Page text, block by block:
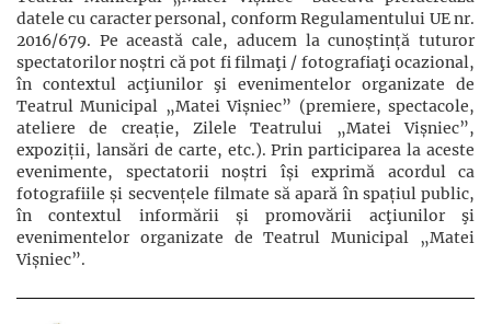
datele cu caracter personal, conform Regulamentului UE nr.
2016/679. Pe această cale, aducem la cunoștință tuturor
spectatorilor noștri că pot fi filmaţi / fotografiaţi ocazional,
în contextul acţiunilor şi evenimentelor organizate de
Teatrul Municipal „Matei Vișniec” (premiere, spectacole,
ateliere de creație, Zilele Teatrului „Matei Vișniec”,
expoziții, lansări de carte, etc.). Prin participarea la aceste
evenimente, spectatorii noștri își exprimă acordul ca
fotografiile și secvențele filmate să apară în spațiul public,
în contextul informării și promovării acţiunilor şi
evenimentelor organizate de Teatrul Municipal „Matei
Vișniec”.